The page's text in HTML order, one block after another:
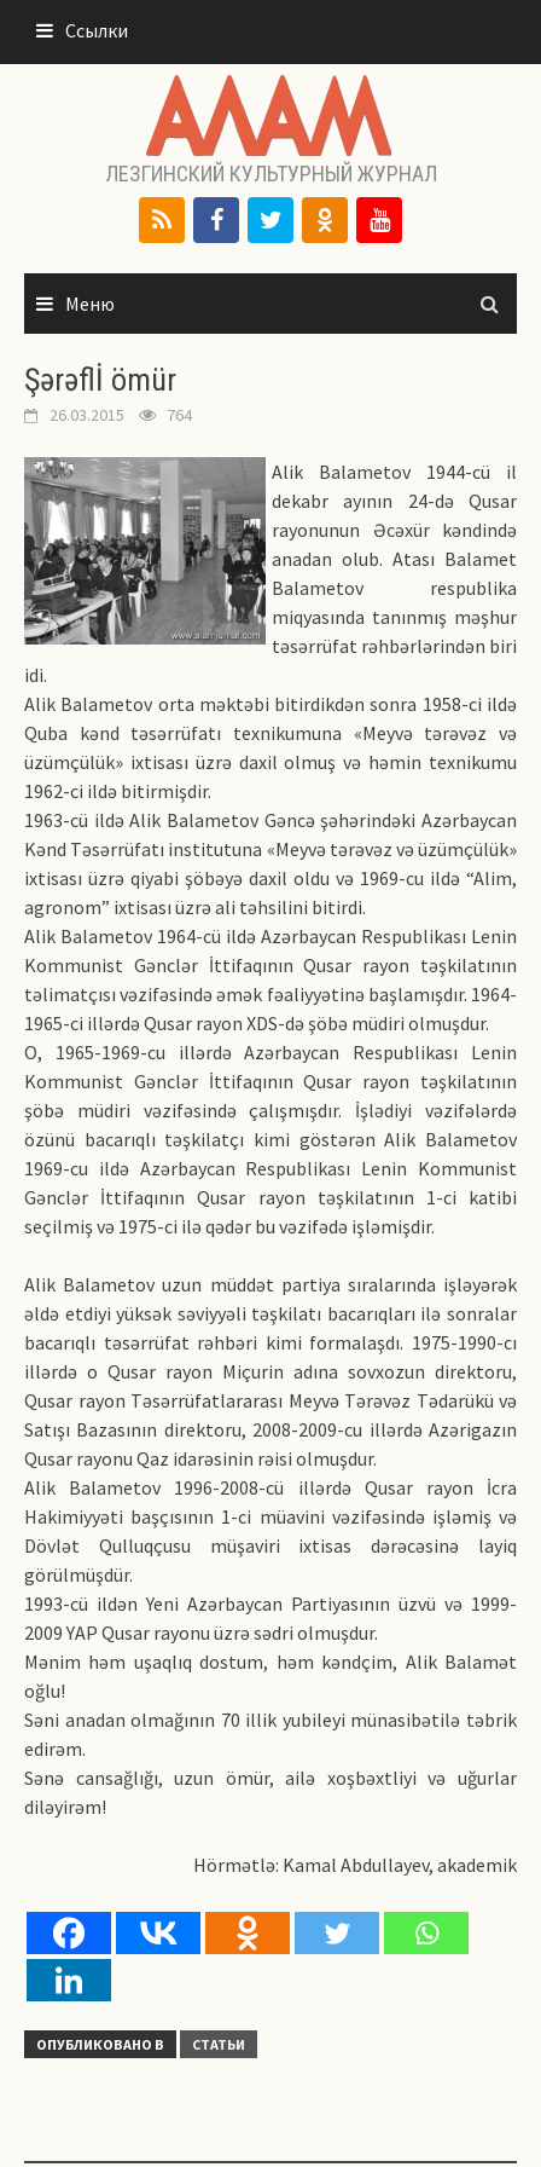
содержимому
Ссылки
ЛЕЗГИНСКИЙ КУЛЬТУРНЫЙ ЖУРНАЛ
Меню
Şərəflİ ömür
26.03.2015 764
Alik Balametov 1944-cü il
dekabr ayının 24-də Qusar
rayonunun Əcəxür kəndində
anadan olub. Atası Balamet
Balametov respublika
miqyasında tanınmış məşhur
təsərrüfat rəhbərlərindən biri
idi.
Alik Balametov orta məktəbi bitirdikdən sonra 1958-ci ildə
Quba kənd təsərrüfatı texnikumuna «Meyvə tərəvəz və
üzümçülük» ixtisası üzrə daxil olmuş və həmin texnikumu
1962-ci ildə bitirmişdir.
1963-cü ildə Alik Balametov Gəncə şəhərindəki Azərbaycan
Kənd Təsərrüfatı institutuna «Meyvə tərəvəz və üzümçülük»
ixtisası üzrə qiyabi şöbəyə daxil oldu və 1969-cu ildə “Alim,
agronom” ixtisası üzrə ali təhsilini bitirdi.
Alik Balametov 1964-cü ildə Azərbaycan Res­pub­likası Lenin
Kommunist Gənclər İttifaqının Qusar rayon təşkilatının
təlimatçısı vəzifəsində əmək fəaliyyətinə başlamışdır. 1964-
1965-ci illərdə Qusar rayon XDS-də şöbə müdiri olmuşdur.
O, 1965-1969-cu illərdə Azərbaycan Respublikası Lenin
Kommunist Gənclər İttifaqının Qusar rayon təşkilatının
şöbə müdiri vəzifəsində çalışmışdır. İşlədiyi vəzifələrdə
özünü bacarıqlı təşkilatçı kimi göstərən Alik Balametov
1969-cu ildə Azərbaycan Respublikası Lenin Kommunist
Gənclər İttifaqının Qusar rayon təşkilatının 1-ci katibi
seçilmiş və 1975-ci ilə qədər bu vəzifədə işləmişdir.
Alik Balametov uzun müddət partiya sıralarında işləyərək
əldə etdiyi yüksək səviyyəli təşkilatı bacarıqları ilə sonralar
bacarıqlı təsərrüfat rəhbəri kimi formalaşdı. 1975-1990-cı
illərdə o Qusar rayon Miçurin adına sovxozun direktoru,
Qusar rayon Təsərrüfatlararası Meyvə Tərəvəz Tədarükü və
Satışı Bazasının direktoru, 2008-2009-cu illərdə Azərigazın
Qusar rayonu Qaz idarəsinin rəisi olmuşdur.
Alik Balametov 1996-2008-cü illərdə Qusar rayon İcra
Hakimiyyəti başçısının 1-ci müavini vəzifəsində işləmiş və
Dövlət Qulluqçusu müşaviri ixtisas dərəcəsinə layiq
görülmüşdür.
1993-cü ildən Yeni Azərbaycan Partiyasının üzvü və 1999-
2009 YAP Qusar rayonu üzrə sədri olmuşdur.
Mənim həm uşaqlıq dostum, həm kəndçim, Alik Balamət
oğlu!
Səni anadan olmağının 70 illik yubileyi münasibətilə təbrik
edirəm.
Sənə cansağlığı, uzun ömür, ailə xoşbəxtliyi və uğurlar
diləyirəm!
Hörmətlə: Kamal Abdullayev, akademik
ОПУБЛИКОВАНО В СТАТЬИ